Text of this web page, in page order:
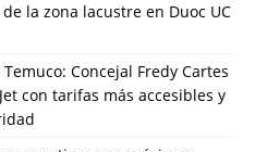
la zona lacustre en Duoc UC
Concejal Fredy Cartes
con tarifas más accesibles y